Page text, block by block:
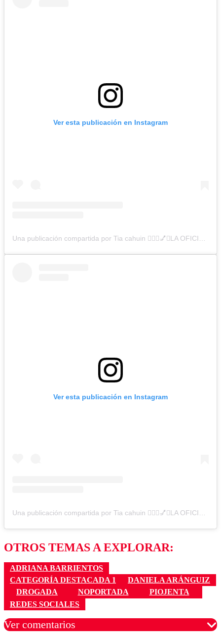
Ver esta publicación en Instagram
Una publicación compartida por Tia cahuin 💁🏻‍♀️💅✨LA OFICIAL💋 (@cuatrodientes.cl1)
Ver esta publicación en Instagram
OTROS TEMAS A EXPLORAR:
ADRIANA BARRIENTOS
CATEGORÍA DESTACADA 1
DANIELA ARÁNGUIZ
DROGADA
NOPORTADA
PIOJENTA
REDES SOCIALES
Ver comentarios